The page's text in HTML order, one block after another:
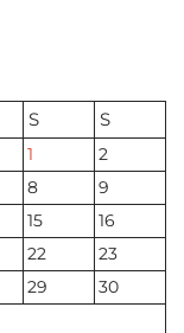
S S
1
2
8
9
15
16
22
23
29
30